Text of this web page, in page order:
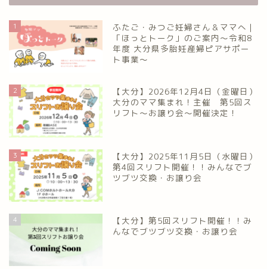
1
ふたご・みつご妊婦さん＆ママへ｜
「ほっとトーク」のご案内～令和8
年度 大分県多胎妊産婦ピアサポー
ト事業～
2
【大分】2026年12月4日（金曜日）
大分のママ集まれ！主催 第5回ス
リフト〜お譲り会〜開催決定！
3
【大分】2025年11月5日（水曜日）
第4回スリフト開催！！みんなでブ
ツブツ交換・お譲り会
4
【大分】第5回スリフト開催！！み
んなでブツブツ交換・お譲り会